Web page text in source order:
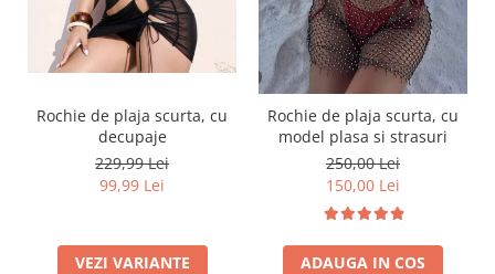
Rochie de plaja scurta, cu
decupaje
229,99 Lei
99,99 Lei
VEZI VARIANTE
Rochie de plaja scurta, cu
model plasa si strasuri
250,00 Lei
150,00 Lei
ADAUGA IN COS